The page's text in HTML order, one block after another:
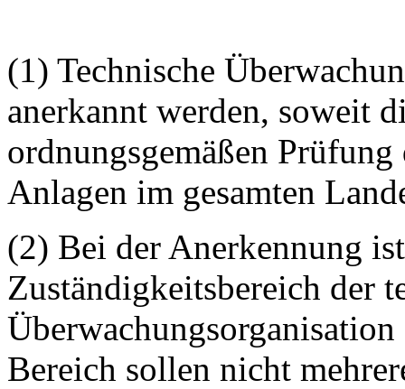
(1) Technische
anerkannt werden, soweit
ordnungsgemäßen
Anlagen im gesamten
(2) Bei der Anerkennung
Zuständigkeitsbereich der
Bereich sollen nicht